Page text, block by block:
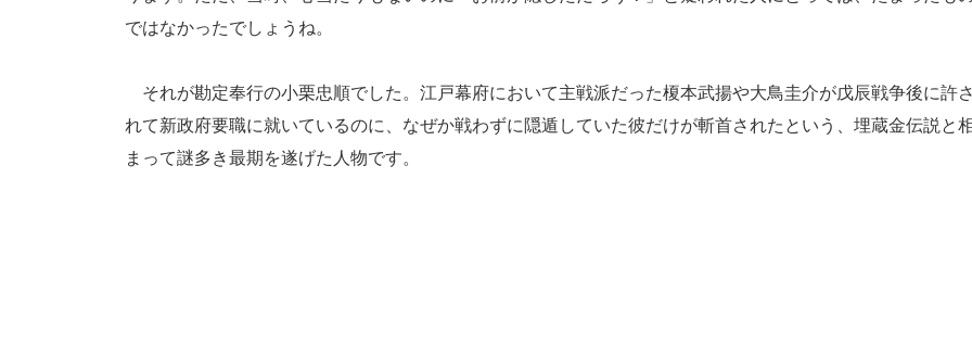
ではなかったでしょうね。
それが勘定奉行の小栗忠順でした。江戸幕府において主戦派だった榎本武揚や大鳥圭介が戊辰戦争後に許さ
れて新政府要職に就いているのに、なぜか戦わずに隠遁していた彼だけが斬首されたという、埋蔵金伝説と
まって謎多き最期を遂げた人物です。